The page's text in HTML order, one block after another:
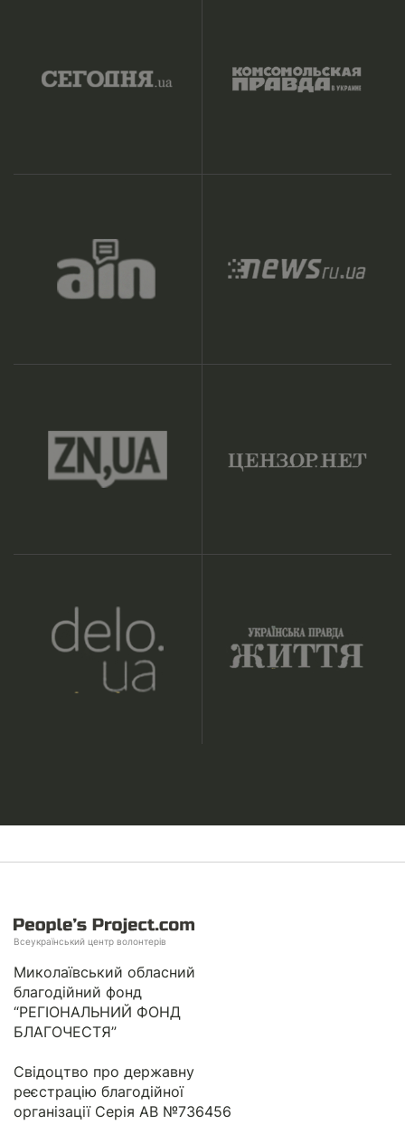
Всеукраїнський центр волонтерів
Миколаївський обласний
благодійний фонд
“РЕГІОНАЛЬНИЙ ФОНД
БЛАГОЧЕСТЯ”
Свідоцтво про державну
реєстрацію благодійної
організації Серія АВ №736456